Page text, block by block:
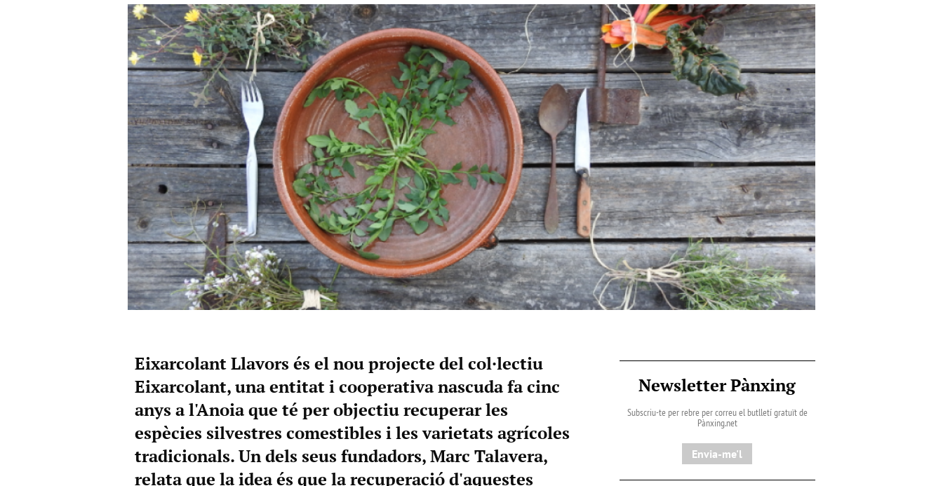
Eixarcolant Llavors és el nou projecte del col·lectiu
Eixarcolant, una entitat i cooperativa nascuda fa cinc
anys a l'Anoia que té per objectiu recuperar les
espècies silvestres comestibles i les varietats agrícoles
tradicionals. Un dels seus fundadors, Marc Talavera,
relata que la idea és que la recuperació d'aquestes
Newsletter Pànxing
Subscriu-te per rebre per correu el butlletí gratuït de
Pànxing.net​
Envia-me'l